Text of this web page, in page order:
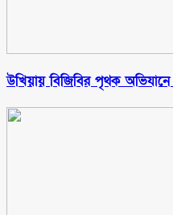
উখিয়ায় বিজিবির পৃথক